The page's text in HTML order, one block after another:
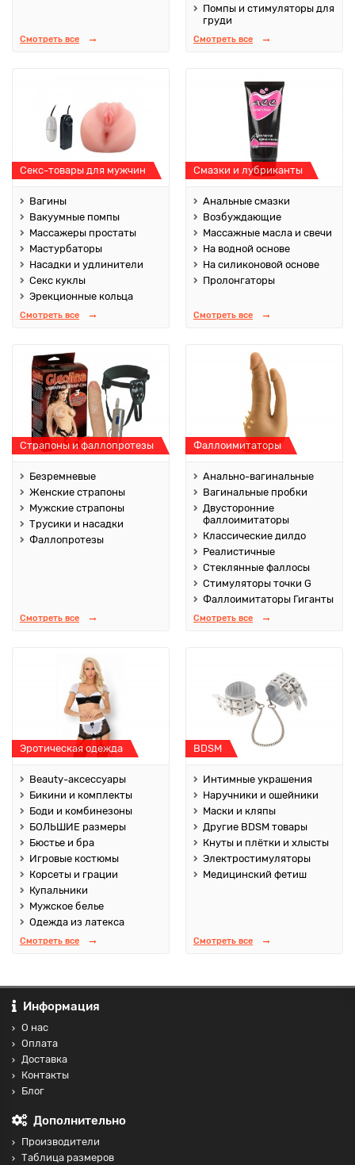
Смотреть все
Помпы и стимуляторы для
груди
Смотреть все
Секс-товары для мужчин
Вагины
Вакуумные помпы
Массажеры простаты
Мастурбаторы
Насадки и удлинители
Секс куклы
Эрекционные кольца
Смотреть все
Смазки и лубриканты
Анальные смазки
Возбуждающие
Массажные масла и свечи
На водной основе
На силиконовой основе
Пролонгаторы
Смотреть все
Страпоны и фаллопротезы
Безремневые
Женские страпоны
Мужские страпоны
Трусики и насадки
Фаллопротезы
Смотреть все
Фаллоимитаторы
Анально-вагинальные
Вагинальные пробки
Двусторонние
фаллоимитаторы
Классические дилдо
Реалистичные
Стеклянные фаллосы
Стимуляторы точки G
Фаллоимитаторы Гиганты
Смотреть все
Эротическая одежда
Beauty-аксессуары
Бикини и комплекты
Боди и комбинезоны
БОЛЬШИЕ размеры
Бюстье и бра
Игровые костюмы
Корсеты и грации
Купальники
Мужское белье
Одежда из латекса
Смотреть все
BDSM
Интимные украшения
Наручники и ошейники
Маски и кляпы
Другие BDSM товары
Кнуты и плётки и хлысты
Электростимуляторы
Медицинский фетиш
Смотреть все
Информация
О нас
Оплата
Доставка
Контакты
Блог
Дополнительно
Производители
Таблица размеров